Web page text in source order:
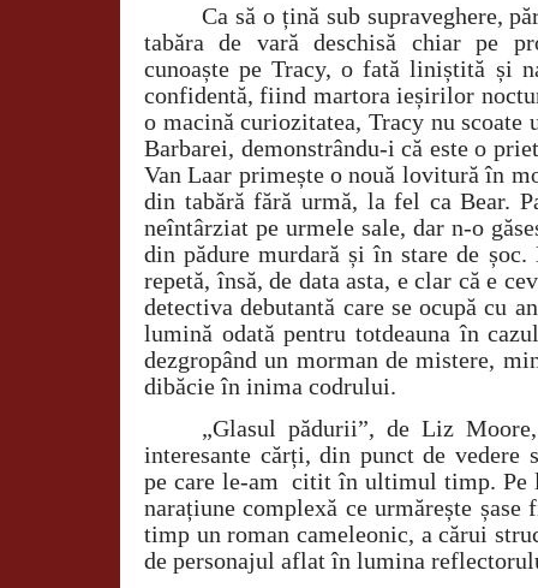
Ca să o țină sub supraveghere,
tabăra de vară deschisă chiar pe
cunoaște pe Tracy, o fată liniștită și
confidentă, fiind martora ieșirilor
o macină curiozitatea, Tracy nu scoate
Barbarei, demonstrându-i că este o
Van Laar primește o nouă lovitură în
din tabără fără urmă, la fel ca Bear.
neîntârziat pe urmele sale, dar n-o
din pădure murdară și în stare de
repetă, însă, de data asta, e clar că e
detectiva debutantă care se ocupă cu
lumină odată pentru totdeauna în
dezgropând un morman de mistere,
dibăcie în inima codrului.
„Glasul pădurii”, de Liz
interesante cărți, din punct de vedere
pe care le-am citit în ultimul timp. Pe
narațiune complexă ce urmărește
timp un roman cameleonic, a cărui
de personajul aflat în lumina